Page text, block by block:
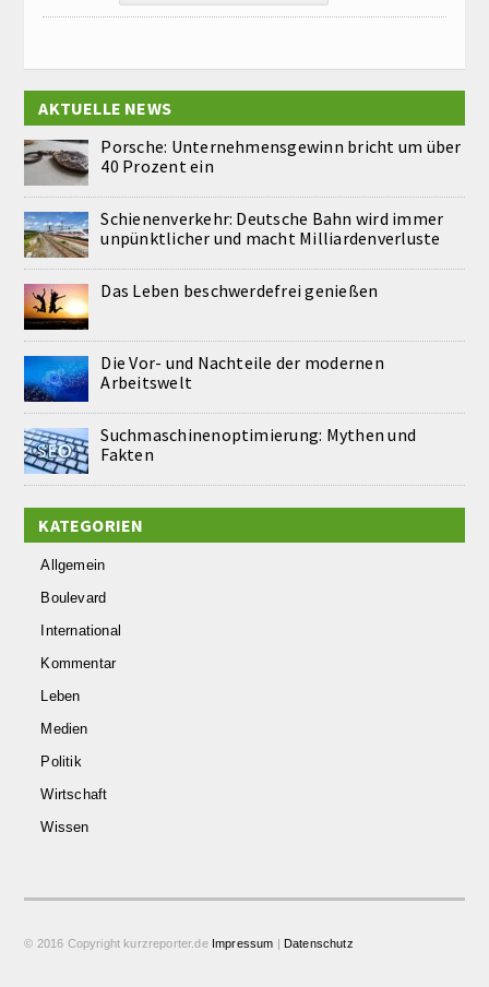
AKTUELLE NEWS
Porsche: Unternehmensgewinn bricht um über
40 Prozent ein
Schienenverkehr: Deutsche Bahn wird immer
unpünktlicher und macht Milliardenverluste
Das Leben beschwerdefrei genießen
Die Vor- und Nachteile der modernen
Arbeitswelt
Suchmaschinenoptimierung: Mythen und
Fakten
KATEGORIEN
Allgemein
Boulevard
International
Kommentar
Leben
Medien
Politik
Wirtschaft
Wissen
© 2016 Copyright kurzreporter.de Impressum Datenschutz